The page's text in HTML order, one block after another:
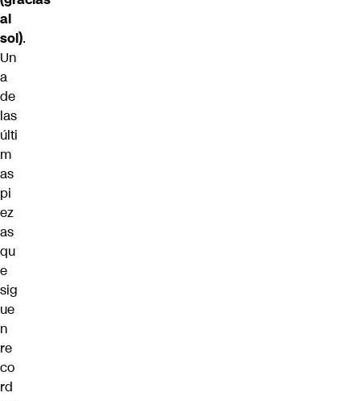
al
sol).
Un
a
de
las
últi
m
as
pi
ez
as
qu
e
sig
ue
n
re
co
rd